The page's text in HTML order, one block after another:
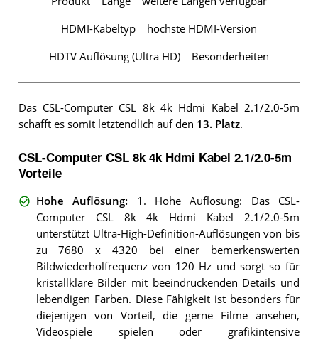
HDMI-Kabeltyp höchste HDMI-Version
HDTV Auflösung (Ultra HD) Besonderheiten
Das CSL-Computer CSL 8k 4k Hdmi Kabel 2.1/2.0-5m
schafft es somit letztendlich auf den 13. Platz.
CSL-Computer CSL 8k 4k Hdmi Kabel 2.1/2.0-5m
Vorteile
Hohe Auflösung: 1. Hohe Auflösung: Das CSL-
Computer CSL 8k 4k Hdmi Kabel 2.1/2.0-5m
unterstützt Ultra-High-Definition-Auflösungen von bis
zu 7680 x 4320 bei einer bemerkenswerten
Bildwiederholfrequenz von 120 Hz und sorgt so für
kristallklare Bilder mit beeindruckenden Details und
lebendigen Farben. Diese Fähigkeit ist besonders für
diejenigen von Vorteil, die gerne Filme ansehen,
Videospiele spielen oder grafikintensive